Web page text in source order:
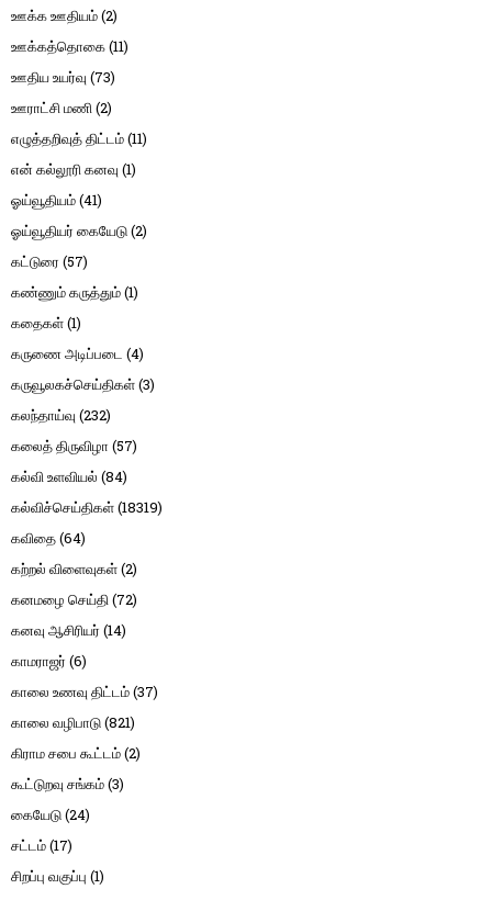
ஊக்க ஊதியம்(2)
ஊக்கத்தொகை(11)
ஊதிய உயர்வு (73)
ஊராட்சி மணி(2)
எழுத்தறிவுத் திட்டம்(11)
என் கல்லூரி கனவு (1)
ஓய்வூதியம்(41)
ஓய்வூதியர் கையேடு(2)
கட்டுரை (57)
கண்ணும் கருத்தும்(1)
கதைகள்(1)
கருணை அடிப்படை (4)
கருவூலகச்செய்திகள்(3)
கலந்தாய்வு (232)
கலைத் திருவிழா (57)
கல்வி உளவியல் (84)
கல்விச்செய்திகள்(18319)
கவிதை(64)
கற்றல் விளைவுகள்(2)
கனமழை செய்தி(72)
கனவு ஆசிரியர் (14)
காமராஜர் (6)
காலை உணவு திட்டம்(37)
காலை வழிபாடு(821)
கிராம சபை கூட்டம்(2)
கூட்டுறவு சங்கம்(3)
கையேடு(24)
சட்டம்(17)
சிறப்பு வகுப்பு (1)